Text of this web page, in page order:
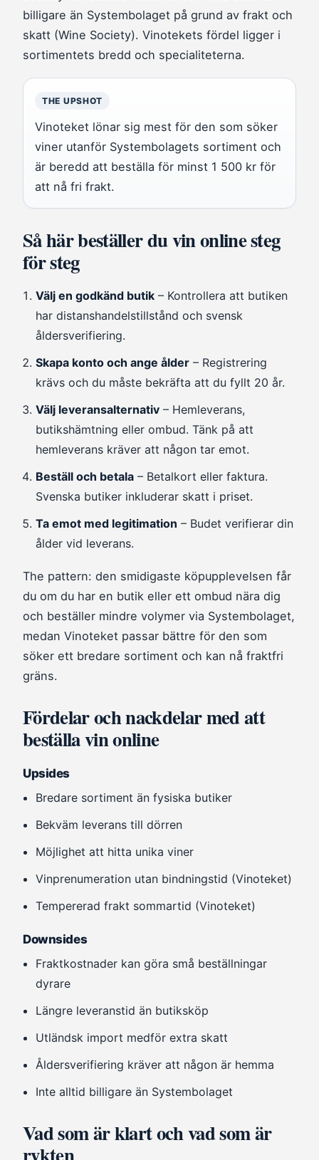
billigare än Systembolaget på grund av frakt och
skatt (Wine Society). Vinotekets fördel ligger i
sortimentets bredd och specialiteterna.
THE UPSHOT
Vinoteket lönar sig mest för den som söker
viner utanför Systembolagets sortiment och
är beredd att beställa för minst 1 500 kr för
att nå fri frakt.
Så här beställer du vin online steg
för steg
Välj en godkänd butik – Kontrollera att butiken
har distanshandelstillstånd och svensk
åldersverifiering.
Skapa konto och ange ålder – Registrering
krävs och du måste bekräfta att du fyllt 20 år.
Välj leveransalternativ – Hemleverans,
butikshämtning eller ombud. Tänk på att
hemleverans kräver att någon tar emot.
Beställ och betala – Betalkort eller faktura.
Svenska butiker inkluderar skatt i priset.
Ta emot med legitimation – Budet verifierar din
ålder vid leverans.
The pattern: den smidigaste köpupplevelsen får
du om du har en butik eller ett ombud nära dig
och beställer mindre volymer via Systembolaget,
medan Vinoteket passar bättre för den som
söker ett bredare sortiment och kan nå fraktfri
gräns.
Fördelar och nackdelar med att
beställa vin online
Upsides
Bredare sortiment än fysiska butiker
Bekväm leverans till dörren
Möjlighet att hitta unika viner
Vinprenumeration utan bindningstid (Vinoteket)
Tempererad frakt sommartid (Vinoteket)
Downsides
Fraktkostnader kan göra små beställningar
dyrare
Längre leveranstid än butiksköp
Utländsk import medför extra skatt
Åldersverifiering kräver att någon är hemma
Inte alltid billigare än Systembolaget
Vad som är klart och vad som är
rykten